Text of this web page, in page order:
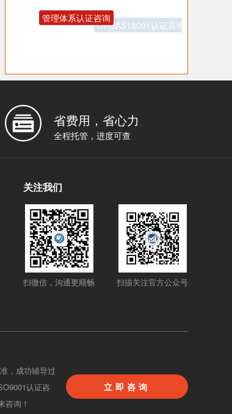
OHSAS18001认证咨询
省费用，省心力
全程托管，进度可查
关注我们
扫微信，沟通更顺畅 扫描关注官方公众号
立即咨询
，成功辅导过
认证咨
询！